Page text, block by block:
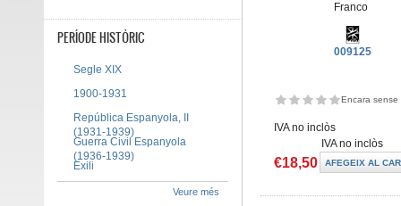
Franco
009125
Encara sense
IVA no inclòs
IVA no inclòs
€18,50
PERÍODE HISTÒRIC
Segle XIX
1900-1931
República Espanyola, II
(1931-1939)
Guerra Civil Espanyola
(1936-1939)
Exili
Veure més